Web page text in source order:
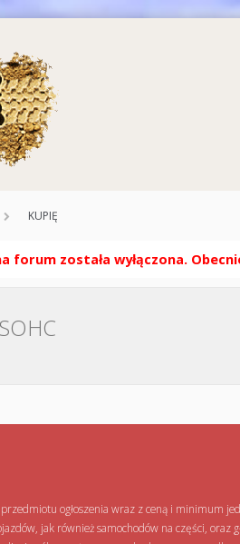
KUPIĘ
forum została wyłączona.
przedmiotu ogłoszenia wraz z ceną i
jak również samochodów na części,